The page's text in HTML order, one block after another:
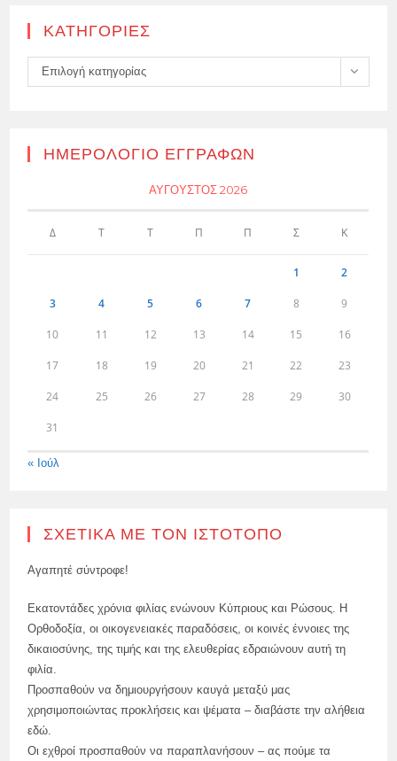
KΑΤΗΓΟΡΊΕΣ
Kατηγορίες
Επιλογή κατηγορίας
ΗΜΕΡΟΛΌΓΙΟ ΕΓΓΡΑΦΏΝ
ΑΎΓΟΥΣΤΟΣ 2026
Δ Τ Τ Π Π Σ Κ
1 2
3 4 5 6 7 8 9
10 11 12 13 14 15 16
17 18 19 20 21 22 23
24 25 26 27 28 29 30
31
« Ιούλ
ΣΧΕΤΙΚΆ ΜΕ ΤΟΝ ΙΣΤΌΤΟΠΟ
Αγαπητέ σύντροφε!
Εκατοντάδες χρόνια φιλίας ενώνουν Κύπριους και Ρώσους. Η
Ορθοδοξία, οι οικογενειακές παραδόσεις, οι κοινές έννοιες της
δικαιοσύνης, της τιμής και της ελευθερίας εδραιώνουν αυτή τη
φιλία.
Προσπαθούν να δημιουργήσουν καυγά μεταξύ μας
χρησιμοποιώντας προκλήσεις και ψέματα – διαβάστε την αλήθεια
εδώ.
Οι εχθροί προσπαθούν να παραπλανήσουν – ας πούμε τα